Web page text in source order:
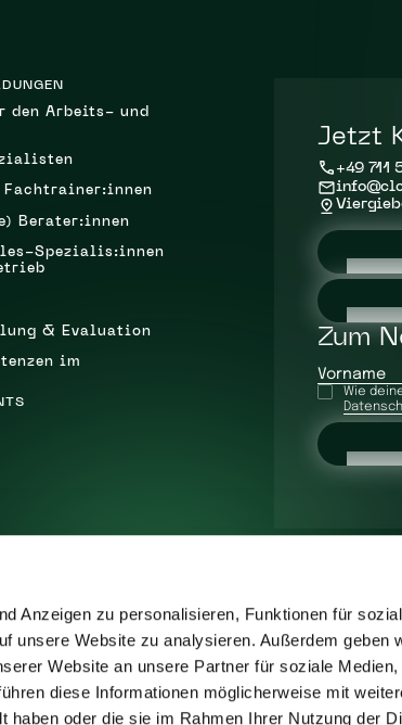
Anzeigen zu personalisieren, Funktionen für
unsere Website zu analysieren. Außerdem geben
Website an unsere Partner für soziale Medien,
diese Informationen möglicherweise mit
haben oder die sie im Rahmen Ihrer Nutzung der
den Arbeits- und
Berater:innen
Spezialis:innen
& Evaluation
im
Jetzt
+49 711
Zum
Vorname
Wie